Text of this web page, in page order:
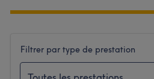
Filtrer par type de prestation